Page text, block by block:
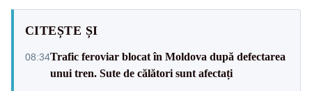
CITEȘTE ȘI
08:34Trafic feroviar blocat în Moldova după defectarea
unui tren. Sute de călători sunt afectați